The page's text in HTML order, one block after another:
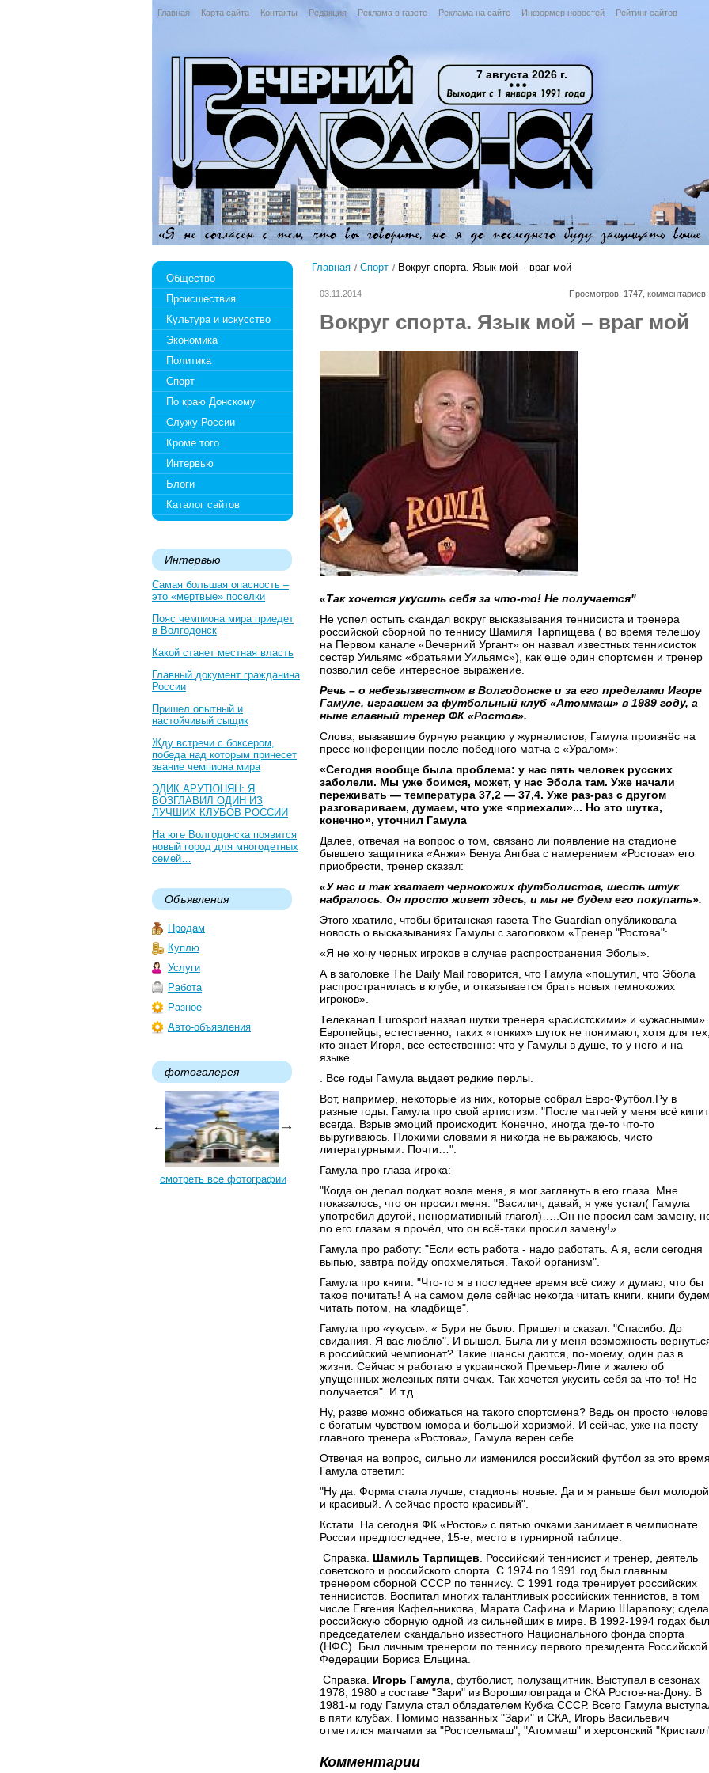
Главная Карта сайта Контакты Редакция Реклама в газете Реклама на сайте Информер новостей Рейтинг сайтов
7 августа 2026 г.
Общество
Происшествия
Культура и искусство
Экономика
Политика
Спорт
По краю Донскому
Служу России
Кроме того
Интервью
Блоги
Каталог сайтов
Интервью
Самая большая опасность –
это «мертвые» поселки
Пояс чемпиона мира приедет
в Волгодонск
Какой станет местная власть
Главный документ гражданина
России
Пришел опытный и
настойчивый сыщик
Жду встречи с боксером,
победа над которым принесет
звание чемпиона мира
ЭДИК АРУТЮНЯН: Я
ВОЗГЛАВИЛ ОДИН ИЗ
ЛУЧШИХ КЛУБОВ РОССИИ
На юге Волгодонска появится
новый город для многодетных
семей…
Объявления
Продам
Куплю
Услуги
Работа
Разное
Авто-объявления
фотогалерея
смотреть все фотографии
Главная Спорт Вокруг спорта. Язык мой – враг мой
03.11.2014 Просмотров: 1747,
Вокруг спорта. Язык мой – враг мой
«Так хочется укусить себя за что-то! Не получается"
Не успел остыть скандал вокруг высказывания теннисиста и тренера
российской сборной по теннису Шамиля Тарпищева ( во время телешоу
на Первом канале «Вечерний Ургант» он назвал известных теннисисток
сестер Уильямс «братьями Уильямс»), как еще один спортсмен и тренер
позволил себе интересное выражение.
Речь – о небезызвестном в Волгодонске и за его пределами Игоре
Гамуле, игравшем за футбольный клуб «Атоммаш» в 1989 году, а
ныне главный тренер ФК «Ростов».
Слова, вызвавшие бурную реакцию у журналистов, Гамула произнёс на
пресс-конференции после победного матча с «Уралом»:
«Сегодня вообще была проблема: у нас пять человек русских
заболели. Мы уже боимся, может, у нас Эбола там. Уже начали
переживать — температура 37,2 — 37,4. Уже раз-раз с другом
разговариваем, думаем, что уже «приехали»... Но это шутка,
конечно», уточнил Гамула
Далее, отвечая на вопрос о том, связано ли появление на стадионе
бывшего защитника «Анжи» Бенуа Ангбва с намерением «Ростова» его
приобрести, тренер сказал:
«У нас и так хватает чернокожих футболистов, шесть штук
набралось. Он просто живет здесь, и мы не будем его покупать».
Этого хватило, чтобы британская газета The Guardian опубликовала
новость о высказываниях Гамулы с заголовком «Тренер "Ростова":
«Я не хочу черных игроков в случае распространения Эболы».
А в заголовке The Daily Mail говорится, что Гамула «пошутил, что Эбола
распространилась в клубе, и отказывается брать новых темнокожих
игроков».
Телеканал Eurosport назвал шутки тренера «расистскими» и «ужасными».
Европейцы, естественно, таких «тонких» шуток не понимают, хотя для тех,
кто знает Игоря, все естественно: что у Гамулы в душе, то у него и на
языке
. Все годы Гамула выдает редкие перлы.
Вот, например, некоторые из них, которые собрал Евро-Футбол.Ру в
разные годы. Гамула про свой артистизм: "После матчей у меня всё кипит
всегда. Взрыв эмоций происходит. Конечно, иногда где-то что-то
выругиваюсь. Плохими словами я никогда не выражаюсь, чисто
литературными. Почти…".
Гамула про глаза игрока:
"Когда он делал подкат возле меня, я мог заглянуть в его глаза. Мне
показалось, что он просил меня: "Василич, давай, я уже устал( Гамула
употребил другой, ненормативный глагол)…..Он не просил сам замену,
по его глазам я прочёл, что он всё-таки просил замену!»
Гамула про работу: "Если есть работа - надо работать. А я, если сегодня
выпью, завтра пойду опохмеляться. Такой организм".
Гамула про книги: "Что-то я в последнее время всё сижу и думаю, что бы
такое почитать! А на самом деле сейчас некогда читать книги, книги будем
читать потом, на кладбище".
Гамула про «укусы»: « Бури не было. Пришел и сказал: "Спасибо. До
свидания. Я вас люблю". И вышел. Была ли у меня возможность
в российский чемпионат? Такие шансы даются, по-моему, один раз в
жизни. Сейчас я работаю в украинской Премьер-Лиге и жалею об
упущенных железных пяти очках. Так хочется укусить себя за что-то! Не
получается". И т.д.
Ну, разве можно обижаться на такого спортсмена? Ведь он просто
с богатым чувством юмора и большой хоризмой. И сейчас, уже на посту
главного тренера «Ростова», Гамула верен себе.
Отвечая на вопрос, сильно ли изменился российский футбол за это время,
Гамула ответил:
"Ну да. Форма стала лучше, стадионы новые. Да и я раньше был молодой
и красивый. А сейчас просто красивый".
Кстати. На сегодня ФК «Ростов» с пятью очками занимает в чемпионате
России предпоследнее, 15-е, место в турнирной таблице.
Справка. Шамиль Тарпищев . Российский теннисист и тренер, деятель
советского и российского спорта. С 1974 по 1991 год был главным
тренером сборной СССР по теннису. С 1991 года тренирует российских
теннисистов. Воспитал многих талантливых российских теннистов, в том
числе Евгения Кафельникова, Марата Сафина и Марию Шарапову;
российскую сборную одной из сильнейших в мире. В 1992-1994 годах был
председателем скандально известного Национального фонда спорта
(НФС). Был личным тренером по теннису первого президента Российской
Федерации Бориса Ельцина.
Справка. Игорь Гамула , футболист, полузащитник. Выступал в сезонах
1978, 1980 в составе "Зари" из Ворошиловграда и СКА Ростов-на-Дону. В
1981-м году Гамула стал обладателем Кубка СССР. Всего Гамула
в пяти клубах. Помимо названных "Зари" и СКА, Игорь Васильевич
отметился матчами за "Ростсельмаш", "Атоммаш" и херсонский
Комментарии